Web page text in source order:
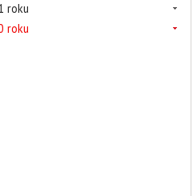
roku
roku